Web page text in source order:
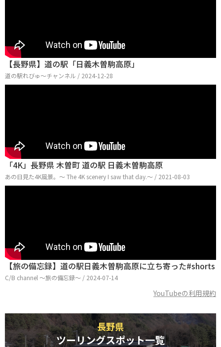
【長野県】道の駅「日義木曽駒高原」
道の駅れびゅ〜チャンネル / 2024-12-28
「4K」長野県 木曽町 道の駅 日義木曽駒高原
あの日見た4K風景。～ The 4K scenery I saw that day.～ / 2021-08-03
【旅の備忘録】道の駅日義木曽駒高原に立ち寄った#shorts
C/B channel 〜旅の備忘録〜 / 2024-07-14
YouTubeの利用規約
長野県
ツーリングスポット一覧